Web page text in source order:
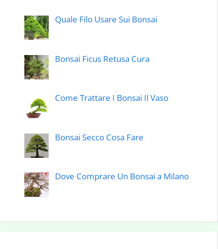
Quale Filo Usare Sui Bonsai
Bonsai Ficus Retusa Cura
Come Trattare I Bonsai Il Vaso
Bonsai Secco Cosa Fare
Dove Comprare Un Bonsai a Milano